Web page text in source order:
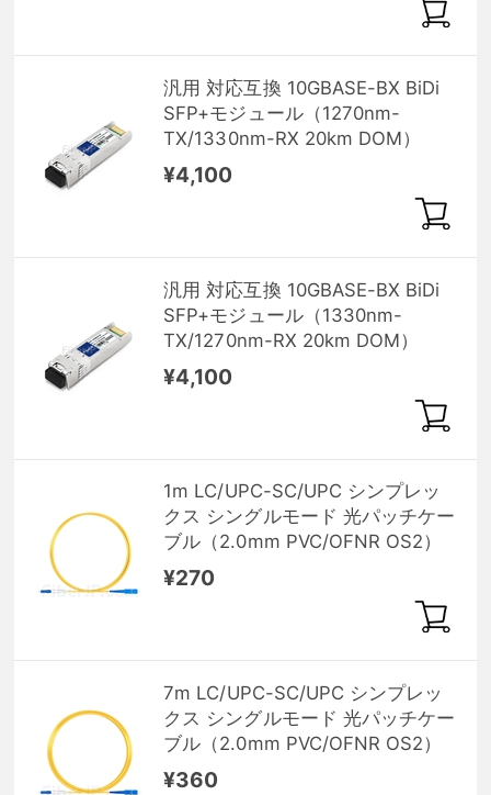
汎用 対応互換 10GBASE-BX BiDi
SFP+モジュール（1270nm-
TX/1330nm-RX 20km DOM）
¥4,100
汎用 対応互換 10GBASE-BX BiDi
SFP+モジュール（1330nm-
TX/1270nm-RX 20km DOM）
¥4,100
1m LC/UPC-SC/UPC シンプレッ
クス シングルモード 光パッチケー
ブル（2.0mm PVC/OFNR OS2）
¥270
7m LC/UPC-SC/UPC シンプレッ
クス シングルモード 光パッチケー
ブル（2.0mm PVC/OFNR OS2）
¥360